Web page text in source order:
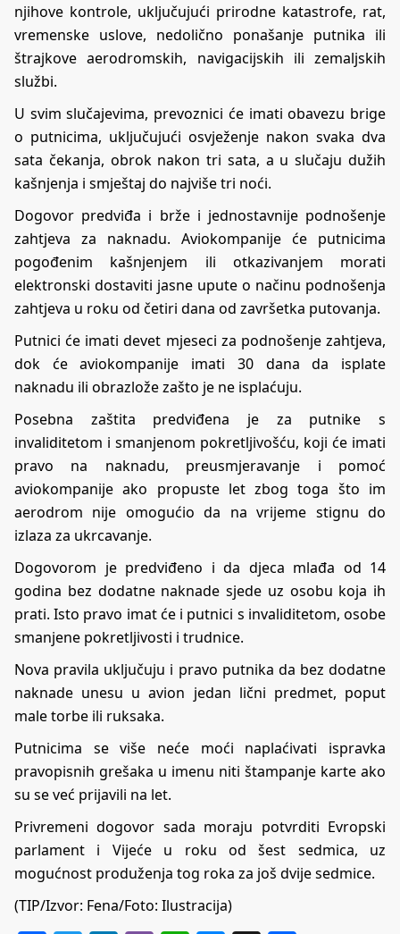
njihove kontrole, uključujući prirodne katastrofe, rat,
vremenske uslove, nedolično ponašanje putnika ili
štrajkove aerodromskih, navigacijskih ili zemaljskih
službi.
U svim slučajevima, prevoznici će imati obavezu brige
o putnicima, uključujući osvježenje nakon svaka dva
sata čekanja, obrok nakon tri sata, a u slučaju dužih
kašnjenja i smještaj do najviše tri noći.
Dogovor predviđa i brže i jednostavnije podnošenje
zahtjeva za naknadu. Aviokompanije će putnicima
pogođenim kašnjenjem ili otkazivanjem morati
elektronski dostaviti jasne upute o načinu podnošenja
zahtjeva u roku od četiri dana od završetka putovanja.
Putnici će imati devet mjeseci za podnošenje zahtjeva,
dok će aviokompanije imati 30 dana da isplate
naknadu ili obrazlože zašto je ne isplaćuju.
Posebna zaštita predviđena je za putnike s
invaliditetom i smanjenom pokretljivošću, koji će imati
pravo na naknadu, preusmjeravanje i pomoć
aviokompanije ako propuste let zbog toga što im
aerodrom nije omogućio da na vrijeme stignu do
izlaza za ukrcavanje.
Dogovorom je predviđeno i da djeca mlađa od 14
godina bez dodatne naknade sjede uz osobu koja ih
prati. Isto pravo imat će i putnici s invaliditetom, osobe
smanjene pokretljivosti i trudnice.
Nova pravila uključuju i pravo putnika da bez dodatne
naknade unesu u avion jedan lični predmet, poput
male torbe ili ruksaka.
Putnicima se više neće moći naplaćivati ispravka
pravopisnih grešaka u imenu niti štampanje karte ako
su se već prijavili na let.
Privremeni dogovor sada moraju potvrditi Evropski
parlament i Vijeće u roku od šest sedmica, uz
mogućnost produženja tog roka za još dvije sedmice.
(TIP/Izvor: Fena/Foto: Ilustracija)